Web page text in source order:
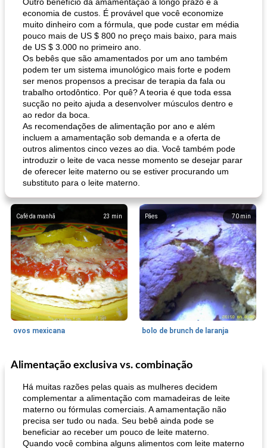
economia de custos. É provável que você economize
muito dinheiro com a fórmula, que pode custar em média
pouco mais de US $ 800 no preço mais baixo, para mais
de US $ 3.000 no primeiro ano.
Os bebês que são amamentados por um ano também
podem ter um sistema imunológico mais forte e podem
ser menos propensos a precisar de terapia da fala ou
trabalho ortodôntico. Por quê? A teoria é que toda essa
sucção no peito ajuda a desenvolver músculos dentro e
ao redor da boca.
As recomendações de alimentação por ano e além
incluem a amamentação sob demanda e a oferta de
outros alimentos cinco vezes ao dia. Você também pode
introduzir o leite de vaca nesse momento se desejar parar
de oferecer leite materno ou se estiver procurando um
substituto para o leite materno.
23 min
Café da manhã
ovos mexicana
70 min
Pães
bolo de brunch de laranja
130min
Pães De Fermento Vegetal
Alimentação exclusiva vs. combinação
Há muitas razões pelas quais as mulheres decidem
complementar a alimentação com mamadeiras de leite
materno ou fórmulas comerciais. A amamentação não
precisa ser tudo ou nada. Seu bebê ainda pode se
beneficiar ao receber um pouco de leite materno.
Quando você combina alguns alimentos com leite materno